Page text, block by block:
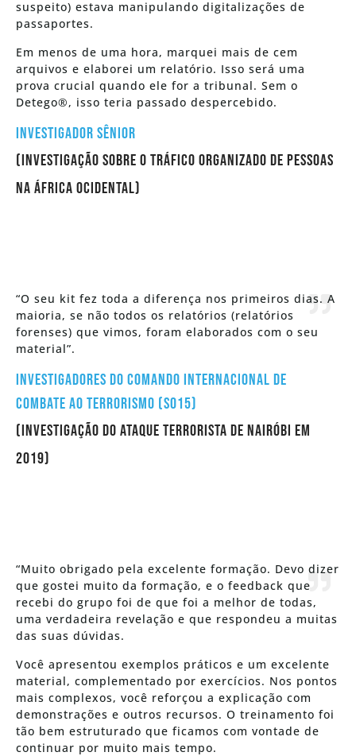
suspeito) estava manipulando digitalizações de
passaportes.
Em menos de uma hora, marquei mais de cem
arquivos e elaborei um relatório. Isso será uma
prova crucial quando ele for a tribunal. Sem o
Detego®, isso teria passado despercebido.
Investigador Sênior
(Investigação sobre o tráfico organizado de pessoas
na África Ocidental)
“O seu kit fez toda a diferença nos primeiros dias. A
maioria, se não todos os relatórios (relatórios
forenses) que vimos, foram elaborados com o seu
material”.
Investigadores do Comando Internacional de
Combate ao Terrorismo (SO15)
(Investigação do ataque terrorista de Nairóbi em
2019)
“Muito obrigado pela excelente formação. Devo dizer
que gostei muito da formação, e o feedback que
recebi do grupo foi de que foi a melhor de todas,
uma verdadeira revelação e que respondeu a muitas
das suas dúvidas.
Você apresentou exemplos práticos e um excelente
material, complementado por exercícios. Nos pontos
mais complexos, você reforçou a explicação com
demonstrações e outros recursos. O treinamento foi
tão bem estruturado que ficamos com vontade de
continuar por muito mais tempo.